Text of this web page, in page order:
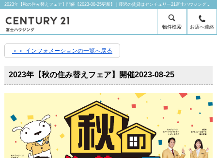
2023年【秋の住み替えフェア】開催【2023-08-25更新】 | 藤沢の賃貸はセンチュリー21富士ハウジングにお任せ下さい！
物件検索 お店へ連絡
＜＜ インフォメーションの一覧へ戻る
2023年【秋の住み替えフェア】開催2023-08-25